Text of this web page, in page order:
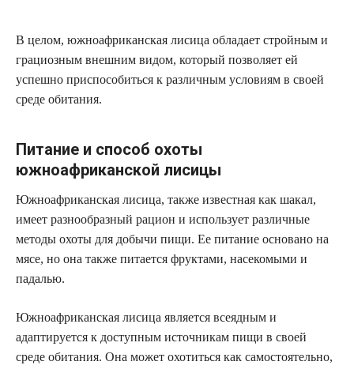
В целом, южноафриканская лисица обладает стройным и
грациозным внешним видом, который позволяет ей
успешно приспособиться к различным условиям в своей
среде обитания.
Питание и способ охоты
южноафриканской лисицы
Южноафриканская лисица, также известная как шакал,
имеет разнообразный рацион и использует различные
методы охоты для добычи пищи. Ее питание основано на
мясе, но она также питается фруктами, насекомыми и
падалью.
Южноафриканская лисица является всеядным и
адаптируется к доступным источникам пищи в своей
среде обитания. Она может охотиться как самостоятельно,